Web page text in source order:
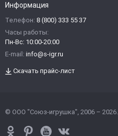
Информация
Телефон: 8 (800) 333 55 37
Часы работы:
Пн-Вс: 10:00-20:00
E-mail: info@s-igr.ru
Скачать прайс-лист
© ООО "Союз-игрушка", 2006 – 2026.